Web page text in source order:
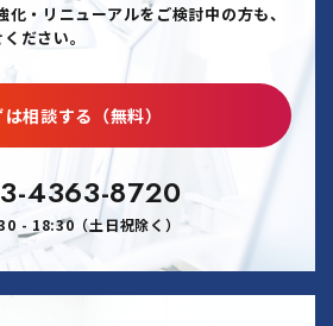
・リニューアルをご検討中の方も、
ださい。
は相談する（無料）
4363-8720
- 18:30（土日祝除く）